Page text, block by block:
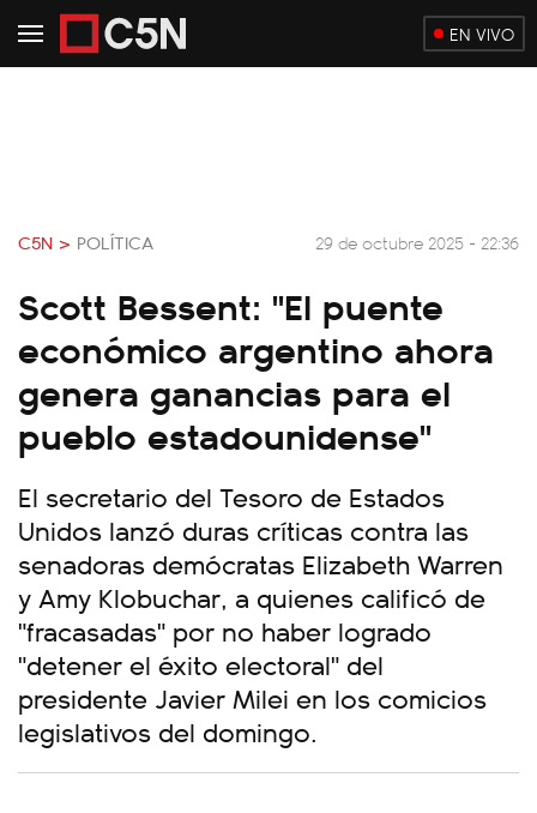
EN VIVO
C5N > POLÍTICA 29 de octubre 2025 - 22:36
Scott Bessent: "El puente
económico argentino ahora
genera ganancias para el
pueblo estadounidense"
El secretario del Tesoro de Estados
Unidos lanzó duras críticas contra las
senadoras demócratas Elizabeth Warren
y Amy Klobuchar, a quienes calificó de
"fracasadas" por no haber logrado
"detener el éxito electoral" del
presidente Javier Milei en los comicios
legislativos del domingo.